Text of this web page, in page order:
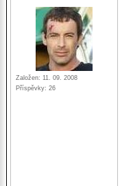
Založen: 11. 09. 2008
Příspěvky: 26